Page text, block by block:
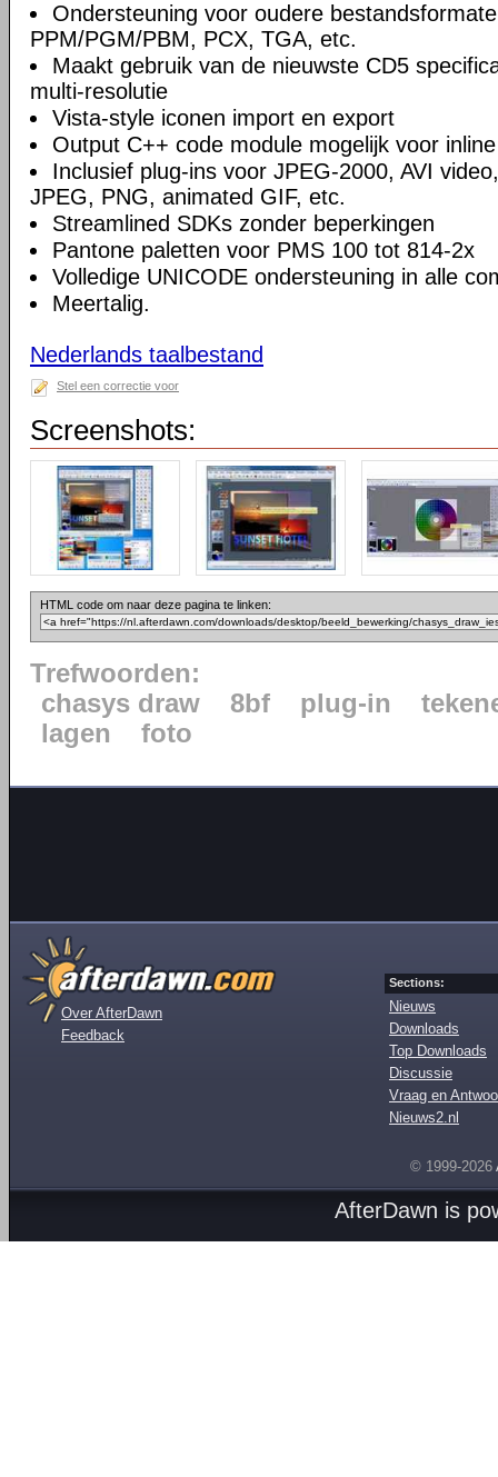
Ondersteuning voor oudere
PPM/PGM/PBM, PCX, TGA, etc.
Maakt gebruik van de nieuwste CD5
multi-resolutie
Vista-style iconen import en export
Output C++ code module mogelijk voor
Inclusief plug-ins voor JPEG-2000, AVI
JPEG, PNG, animated GIF, etc.
Streamlined SDKs zonder beperkingen
Pantone paletten voor PMS 100 tot 814-2x
Volledige UNICODE ondersteuning in alle
Meertalig.
Nederlands taalbestand
Stel een correctie voor
Screenshots:
HTML code om naar deze pagina te linken:
Trefwoorden:
chasys draw
8bf plug-in
lagen
foto
Over AfterDawn
Feedback
Sections:
Nieuws
Downloads
Top Downloads
Discussie
Vraag en
Nieuws2.nl
© 1999-2026
AfterDawn is